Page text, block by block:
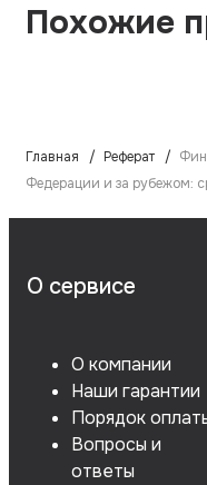
Похожие
Главная Реферат
Федерации и за рубежом:
О сервисе
О компании
Наши гарантии
Порядок
Вопросы и
ответы